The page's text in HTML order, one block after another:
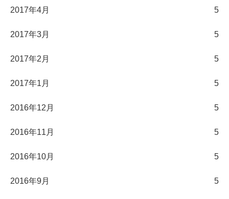
2017年4月 5
2017年3月 5
2017年2月 5
2017年1月 5
2016年12月 5
2016年11月 5
2016年10月 5
2016年9月 5